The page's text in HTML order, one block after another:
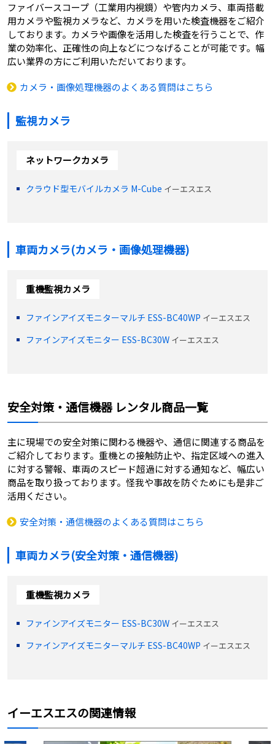
ファイバースコープ（工業用内視鏡）や管内カメラ、車両搭載
用カメラや監視カメラなど、カメラを用いた検査機器をご紹介
しております。カメラや画像を活用した検査を行うことで、作
業の効率化、正確性の向上などにつなげることが可能です。幅
広い業界の方にご利用いただいております。
カメラ・画像処理機器のよくある質問はこちら
監視カメラ
ネットワークカメラ
クラウド型モバイルカメラ M-Cube イーエスエス
車両カメラ(カメラ・画像処理機器)
重機監視カメラ
ファインアイズモニターマルチ ESS-BC40WP イーエスエス
ファインアイズモニター ESS-BC30W イーエスエス
安全対策・通信機器 レンタル商品一覧
主に現場での安全対策に関わる機器や、通信に関連する商品を
ご紹介しております。重機との接触防止や、指定区域への進入
に対する警報、車両のスピード超過に対する通知など、幅広い
商品を取り扱っております。怪我や事故を防ぐためにも是非ご
活用ください。
安全対策・通信機器のよくある質問はこちら
車両カメラ(安全対策・通信機器)
重機監視カメラ
ファインアイズモニター ESS-BC30W イーエスエス
ファインアイズモニターマルチ ESS-BC40WP イーエスエス
イーエスエスの関連情報